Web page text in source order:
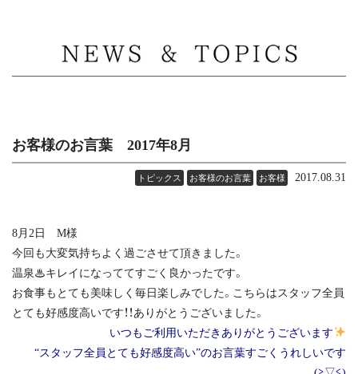
お客様のお言葉 2017年8月
トピックス お客様のお言葉 お客様 2017.08.31
8月2日 M様
今回も大変気持ちよく過ごさせて頂きました。
温泉♨キレイになっててすごく良かったです。
お食事もとても美味しく毎日楽しみでした。こちらはスタッフ全員
とても好感度高いです！！ありがとうございました。
いつもご利用いただきありがとうございます
“スタッフ全員とても好感度高い”のお言葉すごくうれしいです